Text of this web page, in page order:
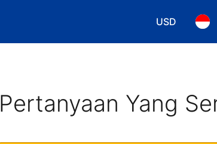
USD
Pilih mata
Pertanyaan Yang